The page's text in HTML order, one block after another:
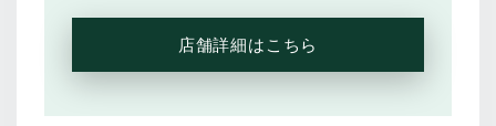
店舗詳細はこちら